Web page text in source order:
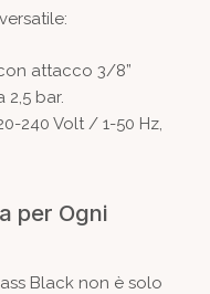
attacco 3/8”
2,5 bar.
240 Volt / 1-50 Hz,
per Ogni
Black non è solo